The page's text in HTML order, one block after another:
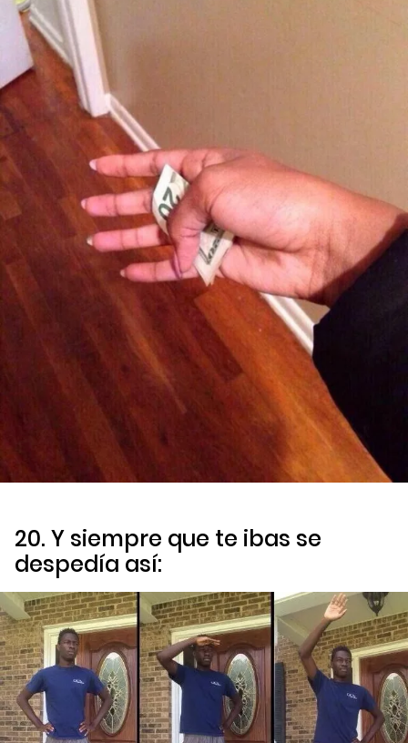
20. Y siempre que te ibas se
despedía así: